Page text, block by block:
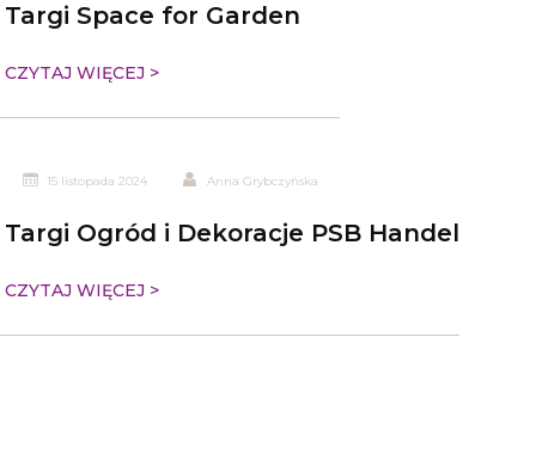
Targi Space for Garden
CZYTAJ WIĘCEJ >
15 listopada 2024 Anna Grybczyńska
Targi Ogród i Dekoracje PSB Handel
CZYTAJ WIĘCEJ >